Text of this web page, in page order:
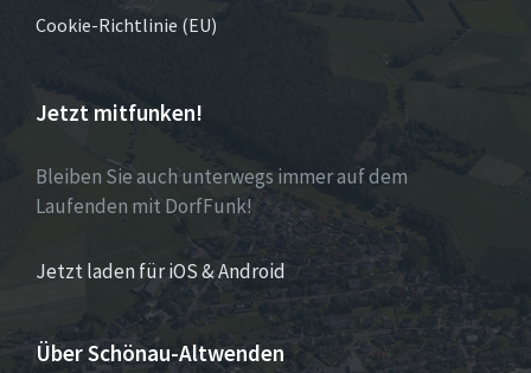
Cookie-Richtlinie (EU)
Jetzt mitfunken!
Bleiben Sie auch unterwegs immer auf dem
Laufenden mit DorfFunk!
Jetzt laden für iOS & Android
Über Schönau-Altwenden